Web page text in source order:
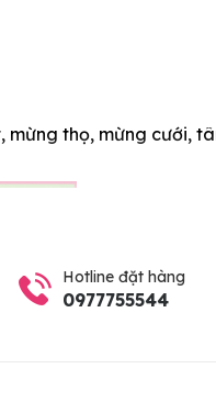
mừng thọ, mừng cưới,
Hotline đặt hàng
0977755544